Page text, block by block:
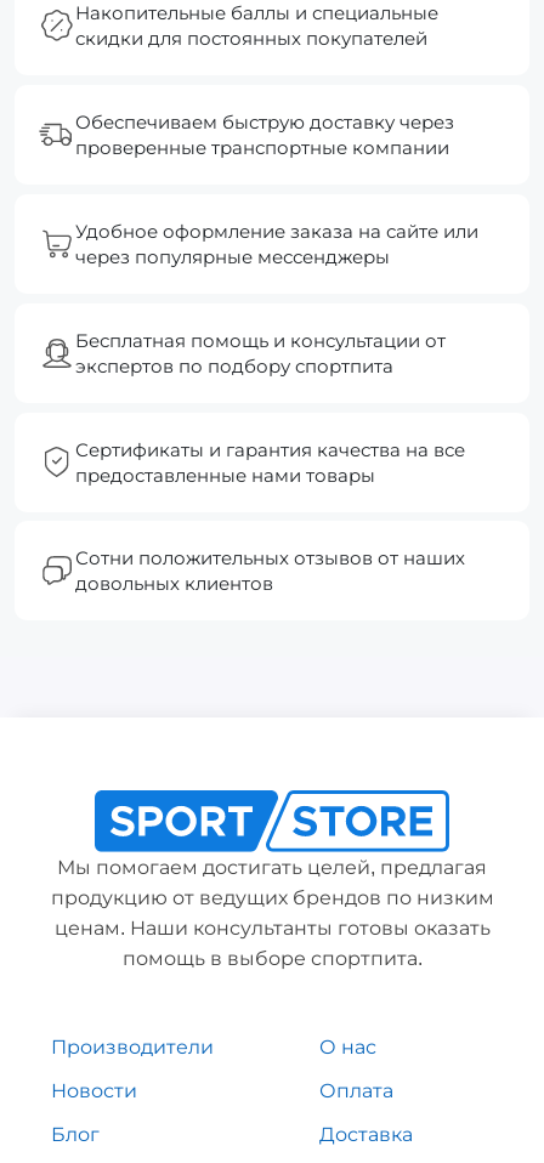
Накопительные баллы и специальные
скидки для постоянных покупателей
Обеспечиваем быструю доставку через
проверенные транспортные компании
Удобное оформление заказа на сайте или
через популярные мессенджеры
Бесплатная помощь и консультации от
экспертов по подбору спортпита
Сертификаты и гарантия качества на все
предоставленные нами товары
Сотни положительных отзывов от наших
довольных клиентов
Мы помогаем достигать целей, предлагая
продукцию от ведущих брендов по низким
ценам. Наши консультанты готовы оказать
помощь в выборе спортпита.
Производители
Новости
Блог
О нас
Оплата
Доставка